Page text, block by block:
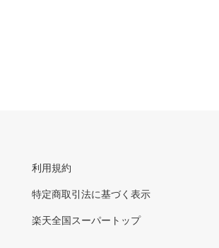
利用規約
特定商取引法に基づく表示
楽天全国スーパートップ